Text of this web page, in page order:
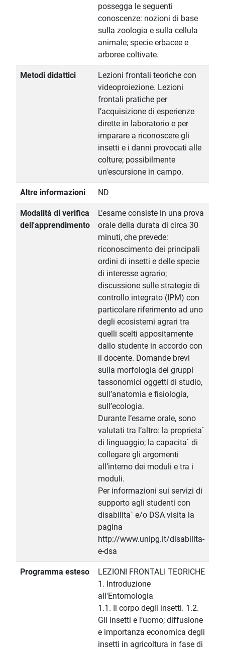
possegga le seguenti
conoscenze: nozioni di base
sulla zoologia e sulla cellula
animale; specie erbacee e
arboree coltivate.
Metodi didattici
Lezioni frontali teoriche con
videoproiezione. Lezioni
frontali pratiche per
l’acquisizione di esperienze
dirette in laboratorio e per
imparare a riconoscere gli
insetti e i danni provocati alle
colture; possibilmente
un'escursione in campo.
Altre informazioni ND
Modalità di verifica
dell'apprendimento
L’esame consiste in una prova
orale della durata di circa 30
minuti, che prevede:
riconoscimento dei principali
ordini di insetti e delle specie
di interesse agrario;
discussione sulle strategie di
controllo integrato (IPM) con
particolare riferimento ad uno
degli ecosistemi agrari tra
quelli scelti appositamente
dallo studente in accordo con
il docente. Domande brevi
sulla morfologia dei gruppi
tassonomici oggetti di studio,
sull’anatomia e fisiologia,
sull’ecologia.
Durante l’esame orale, sono
valutati tra l’altro: la proprieta`
di linguaggio; la capacita` di
collegare gli argomenti
all’interno dei moduli e tra i
moduli.
Per informazioni sui servizi di
supporto agli studenti con
disabilita` e/o DSA visita la
pagina
http://www.unipg.it/disabilita-
e-dsa
Programma esteso
LEZIONI FRONTALI TEORICHE
1. Introduzione
all'Entomologia
1.1. Il corpo degli insetti. 1.2.
Gli insetti e l’uomo; diffusione
e importanza economica degli
insetti in agricoltura in fase di